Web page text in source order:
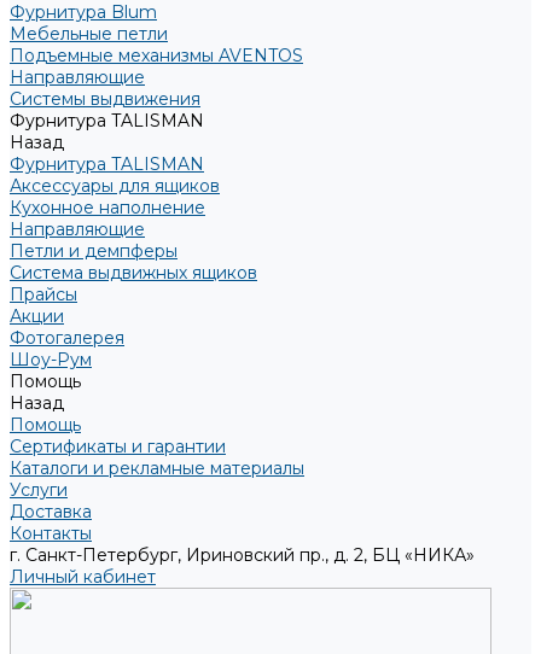
Фурнитура Blum
Мебельные петли
Подъемные механизмы AVENTOS
Направляющие
Системы выдвижения
Фурнитура TALISMAN
Назад
Фурнитура TALISMAN
Аксессуары для ящиков
Кухонное наполнение
Направляющие
Петли и демпферы
Система выдвижных ящиков
Прайсы
Акции
Фотогалерея
Шоу-Рум
Помощь
Назад
Помощь
Сертификаты и гарантии
Каталоги и рекламные материалы
Услуги
Доставка
Контакты
г. Санкт-Петербург, Ириновский пр., д. 2, БЦ «НИКА»
Личный кабинет